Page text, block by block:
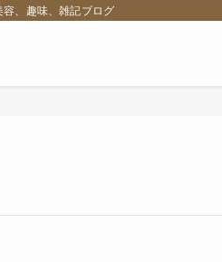
、趣味、雑記ブログ